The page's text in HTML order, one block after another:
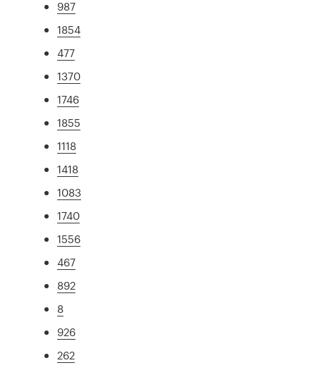
987
1854
477
1370
1746
1855
1118
1418
1083
1740
1556
467
892
8
926
262